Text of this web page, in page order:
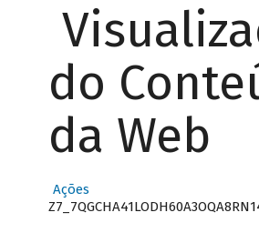
do
da Web
Ações